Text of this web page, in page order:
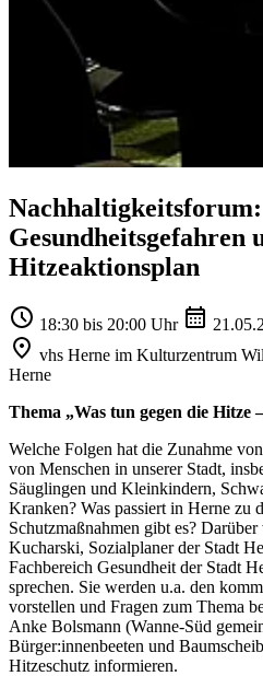
Nachhaltigkeitsforum:
Gesundheitsgefahren
Hitzeaktionsplan
18:30 bis 20:00 Uhr
vhs Herne im Kulturzentrum
Herne
Thema „Was tun gegen die
Welche Folgen hat die Zunahme
von Menschen in unserer Stadt,
Säuglingen und Kleinkindern,
Kranken? Was passiert in Herne zu
Schutzmaßnahmen gibt es?
Kucharski, Sozialplaner der Stadt
Fachbereich Gesundheit der Stadt
sprechen. Sie werden u.a. den
vorstellen und Fragen zum Thema
Anke Bolsmann (Wanne-Süd
Bürger:innenbeeten und
Hitzeschutz informieren.